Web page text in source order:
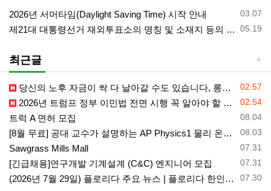
등록일
03.07
2026년 서머타임(Daylight Saving Time) 시작 안내
등록일
05.19
제21대 대통령선거 재외투표소의 명칭 및 소재지 등의 공고/올랜도 제외 투표소
최근글
등록일
02:57
당신의 노후 자금이 싹 다 날아갈 수도 있습니다, 롱텀케어 준비 하기
등록일
02:54
2026년 트럼프 정부 이민법 전면 시행 꼭 알아야 할 4가지!!
등록일
08.04
트럭 A 면허 모집
등록일
08.03
[8월 무료] 공대 교수가 설명하는 AP Physics1 물리 온라인 강의
등록일
07.31
Sawgrass Mills Mall
등록일
07.31
[긴급채용]연구개발 기계설계 (C&C) 엔지니어 모집
등록일
07.30
(2026년 7월 29일) 플로리다 주요 뉴스 | 플로리다 한인 닷컴